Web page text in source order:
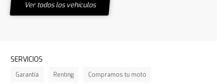
Ver todos los vehículos
SERVICIOS
Garantía Renting Compramos tu moto